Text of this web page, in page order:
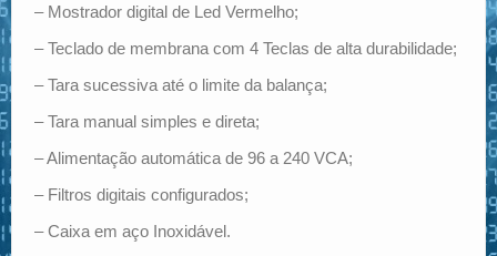
– Mostrador digital de Led Vermelho;
– Teclado de membrana com 4 Teclas de alta durabilidade;
– Tara sucessiva até o limite da balança;
– Tara manual simples e direta;
– Alimentação automática de 96 a 240 VCA;
– Filtros digitais configurados;
– Caixa em aço Inoxidável.